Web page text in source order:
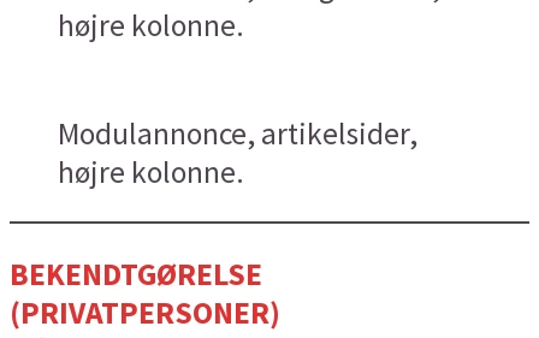
højre kolonne.
Modulannonce, artikelsider,
højre kolonne.
BEKENDTGØRELSE
(PRIVATPERSONER)